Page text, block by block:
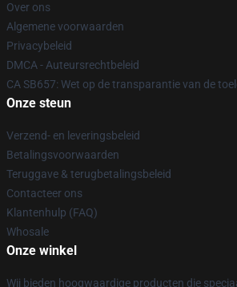
Over ons
Algemene voorwaarden
Privacybeleid
DMCA - Auteursrechtbeleid
CA SB657: Wet op de transparantie van de
Onze steun
Verzend- en leveringsbeleid
Betalingsvoorwaarden
Teruggave & terugbetalingsbeleid
Contacteer ons
Klantenhulp (FAQ)
Whosale
Onze winkel
Wij bieden hoogwaardige producten die